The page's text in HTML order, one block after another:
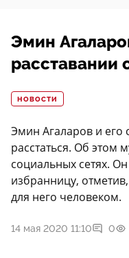
Эмин
расставании
НОВОСТИ
Эмин Агаларов и его
расстаться. Об этом
социальных сетях.
избранницу,
для него человеком.
14 мая 2020 11:10 0